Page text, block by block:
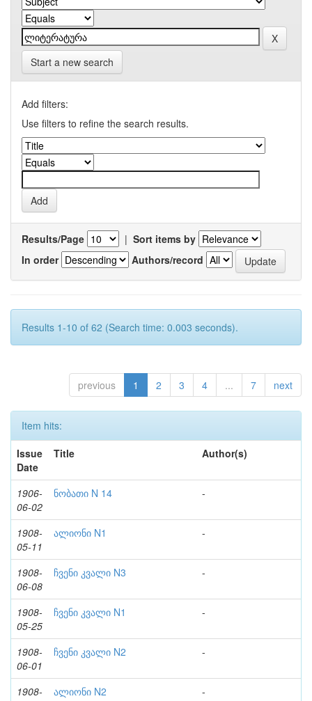
Start a new search
Add filters:
Use filters to refine the search results.
Results/Page | Sort items by
In order
Authors/record
Results 1-10 of 62 (Search time: 0.003 seconds).
previous 1 2 3 4 ... 7 next
Item hits:
Issue
Date
Title Author(s)
1906-
06-02
ნობათი N 14 -
1908-
05-11
ალიონი N1 -
1908-
06-08
ჩვენი კვალი N3 -
1908-
05-25
ჩვენი კვალი N1 -
1908-
06-01
ჩვენი კვალი N2 -
1908-
ალიონი N2 -